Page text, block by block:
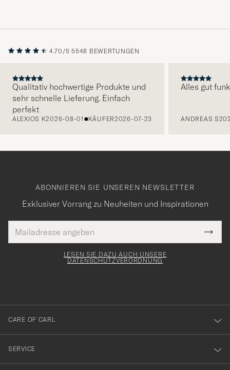
4.70/5 5548 BEWERTUNGEN
Qualitativ hochwertige Produkte und
sehr schnelle Lieferung. Einfach
perfekt
ALEXIOS K2026-08-01 KÄUFER2026-07-23
Alles gut
ANDREAS S
ABONNIEREN SIE UNSEREN NEWSLETTER
Exklusiver Vorrang zu Neuheiten und Inspirationen
Mail
Adresse
Tack
för
dig
till
vårt
nyhetsbrev!
LESEN SIE DAZU AUCH UNSERE
DATENSCHUTZVERORDNUNG
CARE OF CARL
SERVICE